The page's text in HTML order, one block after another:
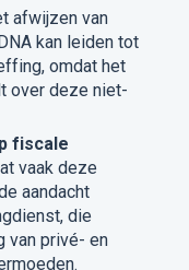
afwijzen van
kan leiden tot
omdat het
over deze niet-
fiscale
vaak deze
aandacht
die
van privé- en